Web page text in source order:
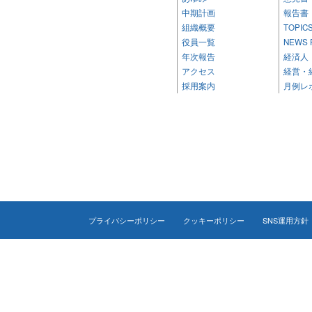
中期計画
組織概要
役員一覧
年次報告
アクセス
採用案内
報告書
NEWS
経済人
経営・
月例レ
プライバシーポリシー クッキーポリシー SNS運用方針